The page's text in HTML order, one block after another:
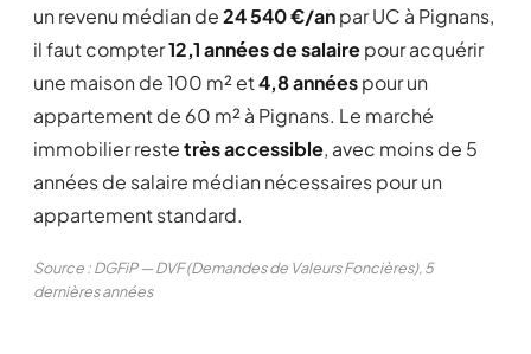
un revenu médian de24 540 €/anpar UC à Pignans,
il faut compter12,1 années de salairepour acquérir
une maison de 100 m² et4,8 annéespour un
appartement de 60 m² à Pignans. Le marché
immobilier restetrès accessible, avec moins de 5
années de salaire médian nécessaires pour un
appartement standard.
Source : DGFiP — DVF (Demandes de Valeurs Foncières), 5
dernières années